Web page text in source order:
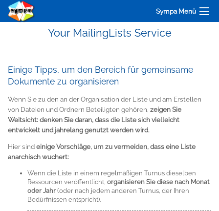
Sympa Menü
Your MailingLists Service
Einige Tipps, um den Bereich für gemeinsame
Dokumente zu organisieren
Wenn Sie zu den an der Organisation der Liste und am Erstellen
von Dateien und Ordnern Beteiligten gehören, zeigen Sie
Weitsicht: denken Sie daran, dass die Liste sich vielleicht
entwickelt und jahrelang genutzt werden wird.
Hier sindeinige Vorschläge, um zu vermeiden, dass eine Liste
anarchisch wuchert:
Wenn die Liste in einem regelmäßigen Turnus dieselben
Ressourcen veröffentlicht, organisieren Sie diese nach Monat
oder Jahr (oder nach jedem anderen Turnus, der Ihren
Bedürfnissen entspricht).